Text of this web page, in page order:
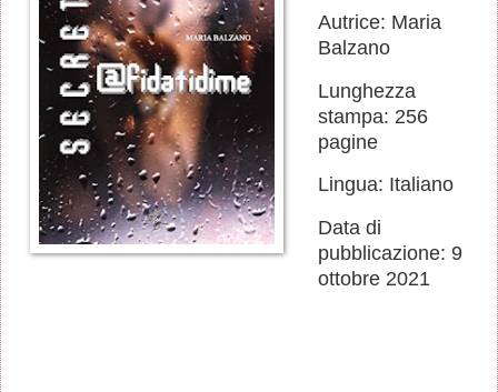
Autrice: Maria
Balzano
Lunghezza
stampa: 256
pagine
Lingua: Italiano
Data di
pubblicazione: 9
ottobre 2021